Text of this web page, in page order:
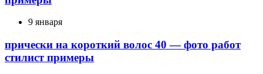
9 января
прически на короткий волос 40 — фото работ
стилист примеры